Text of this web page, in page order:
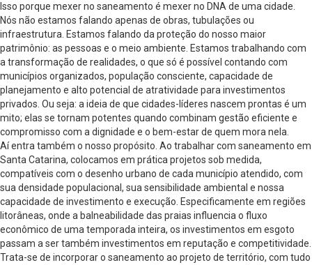
Isso porque mexer no saneamento é mexer no DNA de uma cidade.
Nós não estamos falando apenas de obras, tubulações ou
infraestrutura. Estamos falando da proteção do nosso maior
patrimônio: as pessoas e o meio ambiente. Estamos trabalhando com
a transformação de realidades, o que só é possível contando com
municípios organizados, população consciente, capacidade de
planejamento e alto potencial de atratividade para investimentos
privados. Ou seja: a ideia de que cidades-líderes nascem prontas é um
mito; elas se tornam potentes quando combinam gestão eficiente e
compromisso com a dignidade e o bem-estar de quem mora nela.
Aí entra também o nosso propósito. Ao trabalhar com saneamento em
Santa Catarina, colocamos em prática projetos sob medida,
compatíveis com o desenho urbano de cada município atendido, com
sua densidade populacional, sua sensibilidade ambiental e nossa
capacidade de investimento e execução. Especificamente em regiões
litorâneas, onde a balneabilidade das praias influencia o fluxo
econômico de uma temporada inteira, os investimentos em esgoto
passam a ser também investimentos em reputação e competitividade.
Trata-se de incorporar o saneamento ao projeto de território, com tudo